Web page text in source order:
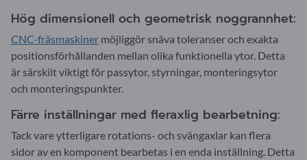
Hög dimensionell och geometrisk noggrannhet:
CNC-fräsmaskiner möjliggör snäva toleranser och exakta
positionsförhållanden mellan olika funktionella ytor. Detta
är särskilt viktigt för passytor, styrningar, monteringsytor
och monteringspunkter.
Färre inställningar med fleraxlig bearbetning:
Tack vare ytterligare rotations- och svängaxlar kan flera
sidor av en komponent bearbetas i en enda inställning. Detta